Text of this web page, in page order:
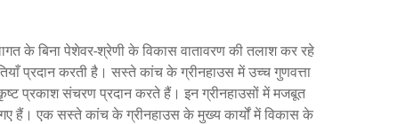
के बिना पेशेवर-श्रेणी के विकास वातावरण की तलाश कर रहे
प्रदान करती है। सस्ते कांच के ग्रीनहाउस में उच्च गुणवत्ता
प्रकाश संचरण प्रदान करते हैं। इन ग्रीनहाउसों में मजबूत
गए हैं। एक सस्ते कांच के ग्रीनहाउस के मुख्य कार्यों में विकास के